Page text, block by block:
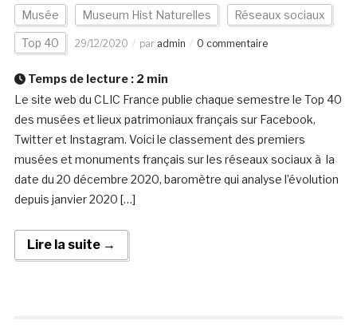
Musée Museum Hist Naturelles Réseaux sociaux
Top 40 29/12/2020 par admin 0 commentaire
Temps de lecture : 2 min
Le site web du CLIC France publie chaque semestre le Top 40
des musées et lieux patrimoniaux français sur Facebook,
Twitter et Instagram. Voici le classement des premiers
musées et monuments français sur les réseaux sociaux à la
date du 20 décembre 2020, baromètre qui analyse l’évolution
depuis janvier 2020 […]
Lire la suite →